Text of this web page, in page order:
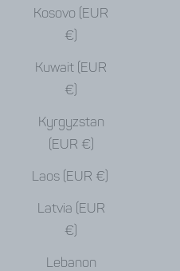
Kosovo (EUR
€)
Kuwait (EUR
€)
Kyrgyzstan
(EUR €)
Laos (EUR €)
Latvia (EUR
€)
Lebanon